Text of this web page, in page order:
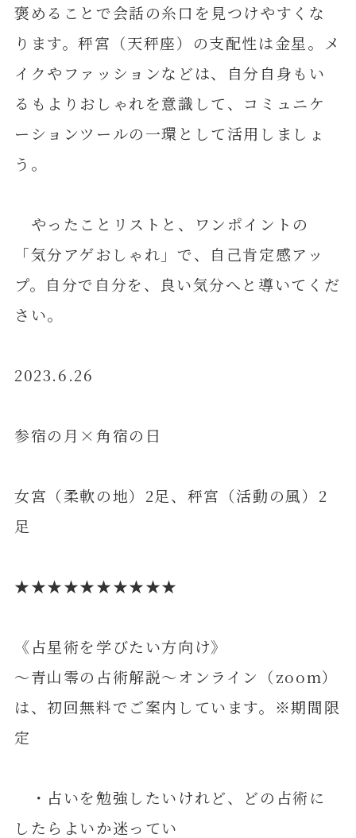
褒めることで会話の糸口を見つけやすくな
ります。秤宮（天秤座）の支配性は金星。メ
イクやファッションなどは、自分自身もい
るもよりおしゃれを意識して、コミュニケ
ーションツールの一環として活用しましょ
う。
やったことリストと、ワンポイントの
「気分アゲおしゃれ」で、自己肯定感アッ
プ。自分で自分を、良い気分へと導いてくだ
さい。
2023.6.26
参宿の月×角宿の日
女宮（柔軟の地）2足、秤宮（活動の風）2
足
★★★★★★★★★★
《占星術を学びたい方向け》
～青山零の占術解説～オンライン（zoom）
は、初回無料でご案内しています。※期間限
定
・占いを勉強したいけれど、どの占術に
したらよいか迷ってい